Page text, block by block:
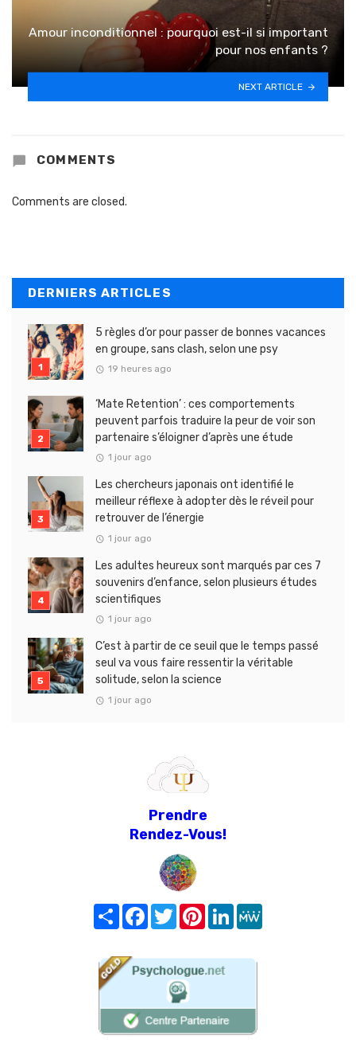
Amour inconditionnel : pourquoi est-il si important
pour nos enfants ?
NEXT ARTICLE
COMMENTS
Comments are closed.
DERNIERS ARTICLES
5 règles d’or pour passer de bonnes vacances
en groupe, sans clash, selon une psy
19 heures ago
‘Mate Retention’ : ces comportements
peuvent parfois traduire la peur de voir son
partenaire s’éloigner d’après une étude
1 jour ago
Les chercheurs japonais ont identifié le
meilleur réflexe à adopter dès le réveil pour
retrouver de l’énergie
1 jour ago
Les adultes heureux sont marqués par ces 7
souvenirs d’enfance, selon plusieurs études
scientifiques
1 jour ago
C’est à partir de ce seuil que le temps passé
seul va vous faire ressentir la véritable
solitude, selon la science
1 jour ago
Prendre
Rendez-Vous!
Share FacebookTwitterPinterest
LinkedIn